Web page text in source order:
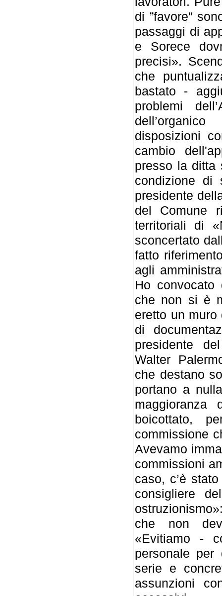
di ”favore”
passaggi di
e Sorece
precisi».
che
bastato -
problemi
disposizioni
cambio
presso la ditta
condizione di
presidente
del Comune
territoriali di
sconcertato
fatto
agli
Ho convocato
che non si è
eretto un
di
presidente
Walter
che destano
portano a
boicottato,
commissione
Avevamo
commissioni
caso, c’è
consigliere
che non
«Evitiamo -
personale per
serie e
assunzioni